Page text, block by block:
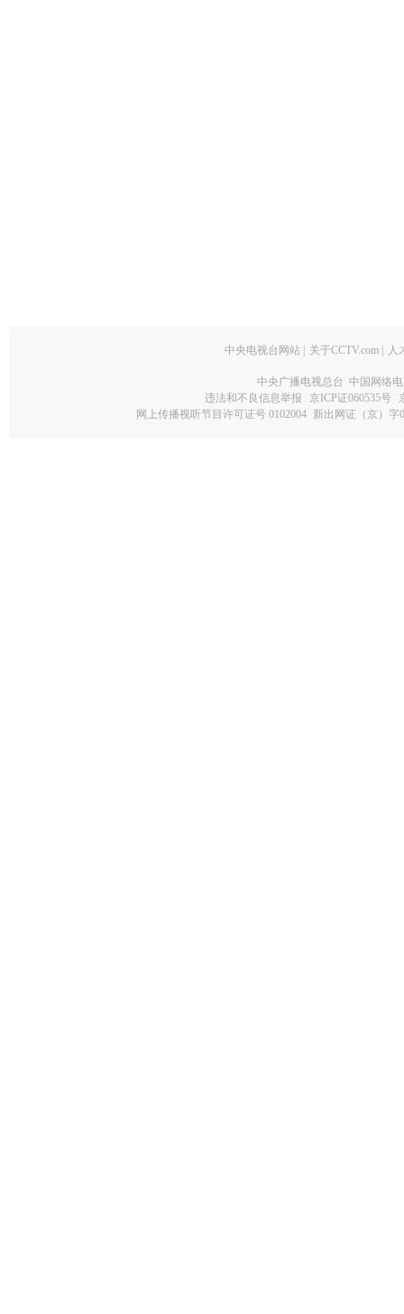
中央电视台网站 关于CCTV.com 人
中央广播电视总台 中国网络
违法和不良信息举报
京ICP证060535号
网上传播视听节目许可证号 0102004 新出网证（京）